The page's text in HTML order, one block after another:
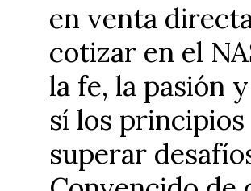
en venta
cotizar en el
la fe, la pasión
sí los
superar